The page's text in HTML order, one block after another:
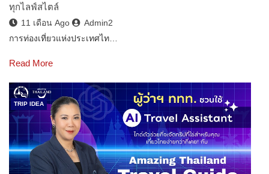
ทุกไลฟ์สไตล์
11 เดือน Ago
Admin2
การท่องเที่ยวแห่งประเทศไท…
Read More
TRIP IDEA